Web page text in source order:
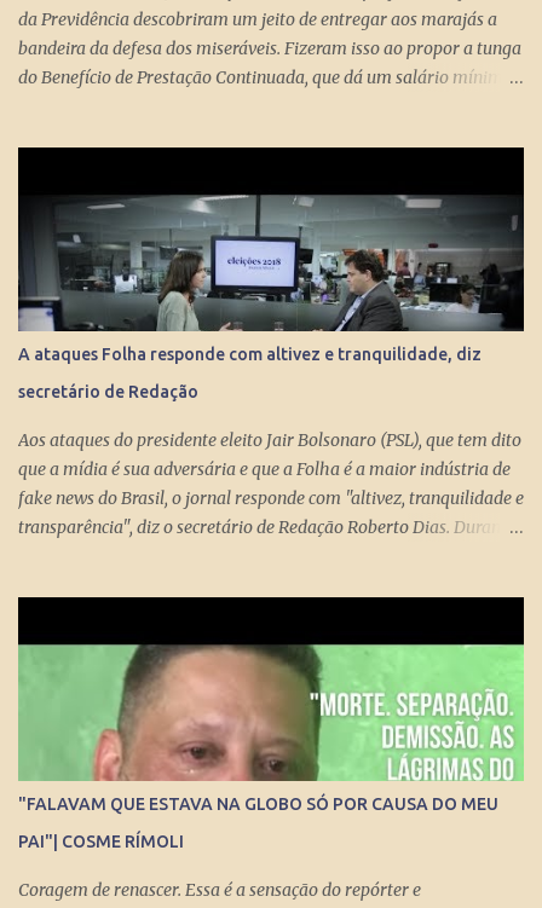
da Previdência descobriram um jeito de entregar aos marajás a
bandeira da defesa dos miseráveis. Fizeram isso ao propor a tunga
do Benefício de Prestação Continuada, que dá um salário mínimo
Família. Com a outra mão querem tomar pelo menos R$ 598
mensais dos miseráveis que têm mais de 65 anos. Eles só terão
direito aos R$ 998 se, e quando, chegarem aos 70 anos. Se o
conserto do rombo da Previdência precisa tungar um benefício
pago aos miseráveis que têm entre 65 e 70 anos, então é melhor
devolver o Brasil a Portugal. ESTUPEFAÇÃO – O ministro Paulo
Guedes produziu um projeto racional e conseguiu apresentá-lo de
forma competente. Na essência, podou privilégios. Essas virtudes
Ela só s...
A ataques Folha responde com altivez e tranquilidade, diz
secretário de Redação
Aos ataques do presidente eleito Jair Bolsonaro (PSL), que tem dito
que a mídia é sua adversária e que a Folha é a maior indústria de
fake news do Brasil, o jornal responde com "altivez, tranquilidade e
transparência", diz o secretário de Redação Roberto Dias. Durante
essa democracia funcione bem.
"FALAVAM QUE ESTAVA NA GLOBO SÓ POR CAUSA DO MEU
PAI"| COSME RÍMOLI
Coragem de renascer. Essa é a sensação do repórter e